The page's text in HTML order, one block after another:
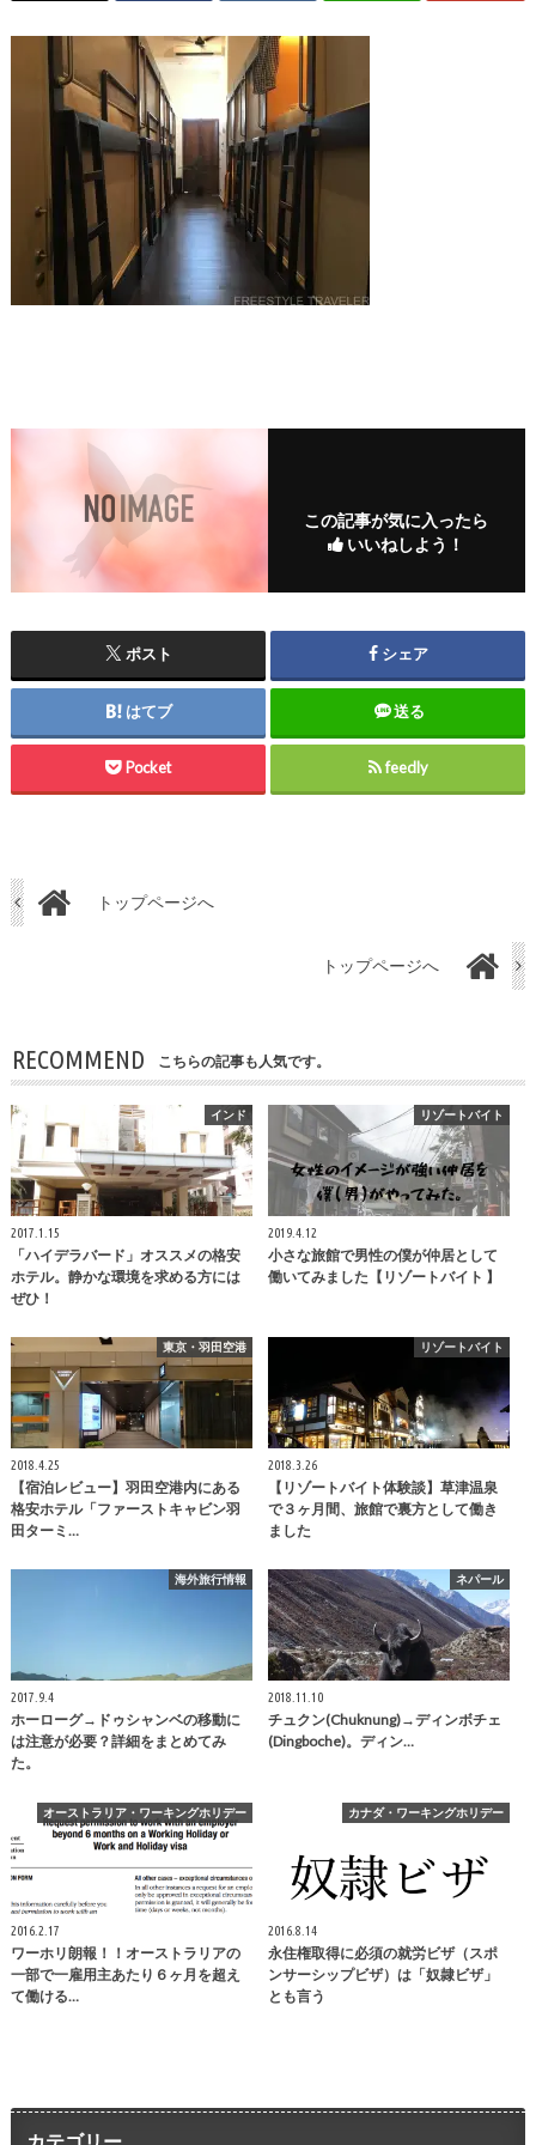
この記事が気に入ったら
いいねしよう！
ポスト シェア
はてブ 送る
Pocket feedly
トップページへ
トップページへ
RECOMMEND こちらの記事も人気です。
インド
2017.1.15
「ハイデラバード」オススメの格安
ホテル。静かな環境を求める方には
ぜひ！
リゾートバイト
2019.4.12
小さな旅館で男性の僕が仲居として
働いてみました【リゾートバイト 】
東京・羽田空港
2018.4.25
【宿泊レビュー】羽田空港内にある
格安ホテル「ファーストキャビン羽
田ターミ…
リゾートバイト
2018.3.26
【リゾートバイト体験談】草津温泉
で３ヶ月間、旅館で裏方として働き
ました
海外旅行情報
2017.9.4
ホーローグ→ドゥシャンベの移動に
は注意が必要？詳細をまとめてみ
た。
ネパール
2018.11.10
チュクン(Chuknung)→ディンボチェ
(Dingboche)。ディン…
オーストラリア・ワーキングホリデー
2016.2.17
ワーホリ朗報！！オーストラリアの
一部で一雇用主あたり６ヶ月を超え
て働ける…
カナダ・ワーキングホリデー
2016.8.14
永住権取得に必須の就労ビザ（スポ
ンサーシップビザ）は「奴隷ビザ」
とも言う